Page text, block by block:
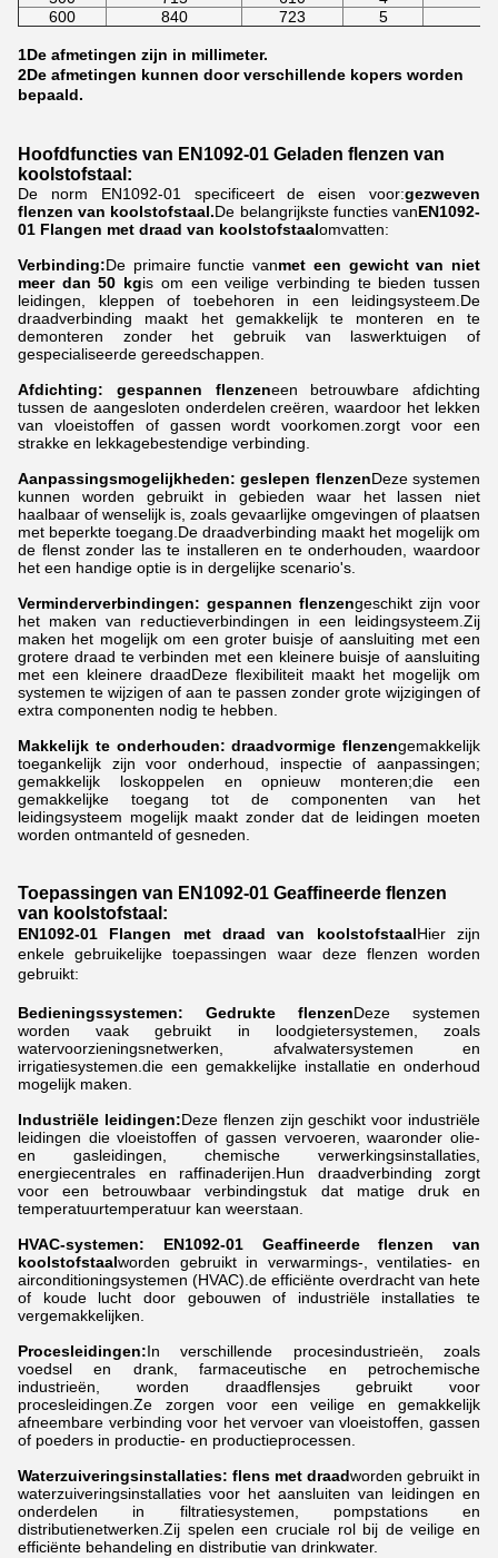
600
840 723 5
1De afmetingen zijn in millimeter.
2De afmetingen kunnen door verschillende kopers worden
bepaald.
Hoofdfuncties van EN1092-01 Geladen flenzen van
koolstofstaal:
De norm EN1092-01 specificeert de eisen voor:gezweven
flenzen van koolstofstaal.De belangrijkste functies vanEN1092-
01 Flangen met draad van koolstofstaalomvatten:
Verbinding:De primaire functie vanmet een gewicht van niet
meer dan 50 kgis om een veilige verbinding te bieden tussen
leidingen, kleppen of toebehoren in een leidingsysteem.De
draadverbinding maakt het gemakkelijk te monteren en te
demonteren zonder het gebruik van laswerktuigen of
gespecialiseerde gereedschappen.
Afdichting: gespannen flenzeneen betrouwbare afdichting
tussen de aangesloten onderdelen creëren, waardoor het lekken
van vloeistoffen of gassen wordt voorkomen.zorgt voor een
strakke en lekkagebestendige verbinding.
Aanpassingsmogelijkheden: geslepen flenzenDeze systemen
kunnen worden gebruikt in gebieden waar het lassen niet
haalbaar of wenselijk is, zoals gevaarlijke omgevingen of plaatsen
met beperkte toegang.De draadverbinding maakt het mogelijk om
de flenst zonder las te installeren en te onderhouden, waardoor
het een handige optie is in dergelijke scenario's.
Verminderverbindingen: gespannen flenzengeschikt zijn voor
het maken van reductieverbindingen in een leidingsysteem.Zij
maken het mogelijk om een groter buisje of aansluiting met een
grotere draad te verbinden met een kleinere buisje of aansluiting
met een kleinere draadDeze flexibiliteit maakt het mogelijk om
systemen te wijzigen of aan te passen zonder grote wijzigingen of
extra componenten nodig te hebben.
Makkelijk te onderhouden: draadvormige flenzengemakkelijk
toegankelijk zijn voor onderhoud, inspectie of aanpassingen;
gemakkelijk loskoppelen en opnieuw monteren;die een
gemakkelijke toegang tot de componenten van het
leidingsysteem mogelijk maakt zonder dat de leidingen moeten
worden ontmanteld of gesneden.
Toepassingen van EN1092-01 Geaffineerde flenzen
van koolstofstaal :
EN1092-01 Flangen met draad van koolstofstaalHier zijn
enkele gebruikelijke toepassingen waar deze flenzen worden
gebruikt:
Bedieningssystemen: Gedrukte flenzenDeze systemen
worden vaak gebruikt in loodgietersystemen, zoals
watervoorzieningsnetwerken, afvalwatersystemen en
irrigatiesystemen.die een gemakkelijke installatie en onderhoud
mogelijk maken.
Industriële leidingen:Deze flenzen zijn geschikt voor industriële
leidingen die vloeistoffen of gassen vervoeren, waaronder olie-
en gasleidingen, chemische verwerkingsinstallaties,
energiecentrales en raffinaderijen.Hun draadverbinding zorgt
voor een betrouwbaar verbindingstuk dat matige druk en
temperatuurtemperatuur kan weerstaan.
HVAC-systemen: EN1092-01 Geaffineerde flenzen van
koolstofstaalworden gebruikt in verwarmings-, ventilaties- en
airconditioningsystemen (HVAC).de efficiënte overdracht van hete
of koude lucht door gebouwen of industriële installaties te
vergemakkelijken.
Procesleidingen:In verschillende procesindustrieën, zoals
voedsel en drank, farmaceutische en petrochemische
industrieën, worden draadflensjes gebruikt voor
procesleidingen.Ze zorgen voor een veilige en gemakkelijk
afneembare verbinding voor het vervoer van vloeistoffen, gassen
of poeders in productie- en productieprocessen.
Waterzuiveringsinstallaties: flens met draadworden gebruikt in
waterzuiveringsinstallaties voor het aansluiten van leidingen en
onderdelen in filtratiesystemen, pompstations en
distributienetwerken.Zij spelen een cruciale rol bij de veilige en
efficiënte behandeling en distributie van drinkwater.